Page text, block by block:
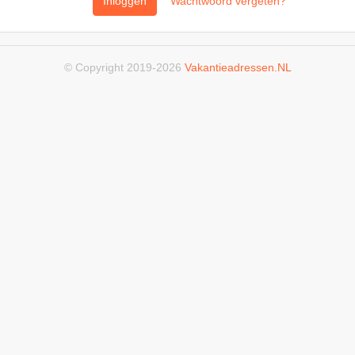
© Copyright 2019-2026 Vakantieadressen.NL